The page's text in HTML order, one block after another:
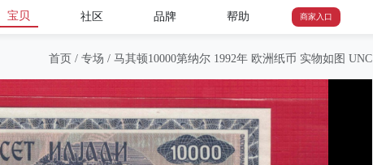
宝贝 社区 品牌 帮助 商家入口
首页 / 专场 / 马其顿10000第纳尔 1992年 欧洲纸币 实物如图 UNC